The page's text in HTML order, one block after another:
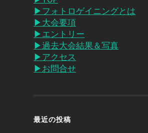
▶︎フォトロゲイニングとは
▶︎大会要項
▶︎エントリー
▶︎過去大会結果＆写真
▶︎アクセス
▶︎お問合せ
最近の投稿